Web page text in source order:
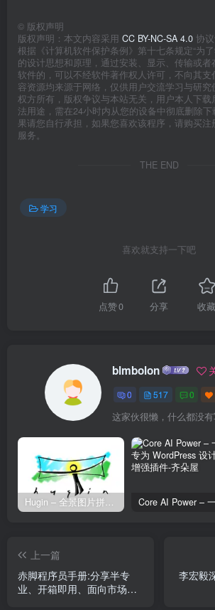
© 版权声明
版权声明：本文内容采用 CC BY-NC-SA 4.0 协
根据《计算机软件保护条例》第十七条规定“为
的设计思想和原理，通过安装、显示、传输或
软件的，可以不经软件著作权人许可，不向其支
容资源均来源于网络，仅供用户交流学习与研究
权方所有，版权争议与本站无关，用户本人下载
法用途，需在24小时内从您的设备中彻底删除
果请您自行承担，如果您喜欢该程序，请购买
服务。
THE END
学习
喜欢就支持一下吧
点赞0 分享 收藏
blmbolon
0 517 0
这家伙很懒，什么都没
Hugin – 全景图片拼接工具
上一篇
赤脚程序员手册:分享半专
业、开箱即用、面向市场的
李宏毅